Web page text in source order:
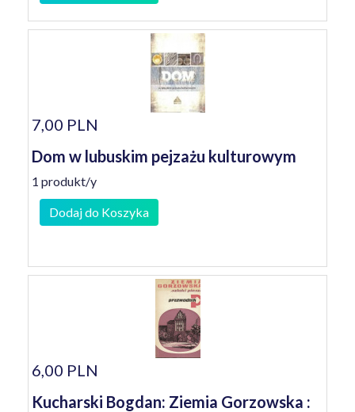
7,00 PLN
Dom w lubuskim pejzażu kulturowym
1 produkt/y
Dodaj do Koszyka
6,00 PLN
Kucharski Bogdan: Ziemia Gorzowska :